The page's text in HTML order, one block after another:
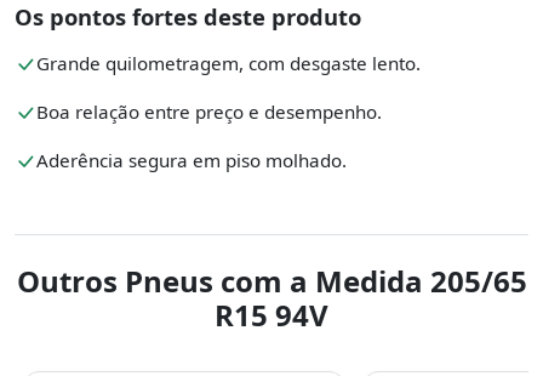
Os pontos fortes deste produto
Grande quilometragem, com desgaste lento.
Boa relação entre preço e desempenho.
Aderência segura em piso molhado.
Outros Pneus com a Medida 205/65
R15 94V